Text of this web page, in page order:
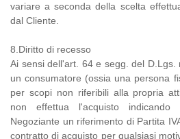
variare a seconda della scelta
dal Cliente.
8.Diritto di recesso
Ai sensi dell'art. 64 e segg. del
un consumatore (ossia una persona
per scopi non riferibili alla propria
non effettua l'acquisto
Negoziante un riferimento di Partita
contratto di acquisto per qualsiasi